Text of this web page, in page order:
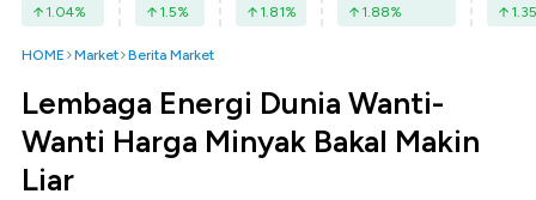
1.04% 1.5% 1.81% 1.88% 1.35
HOME Market Berita Market
Lembaga Energi Dunia Wanti-
Wanti Harga Minyak Bakal Makin
Liar